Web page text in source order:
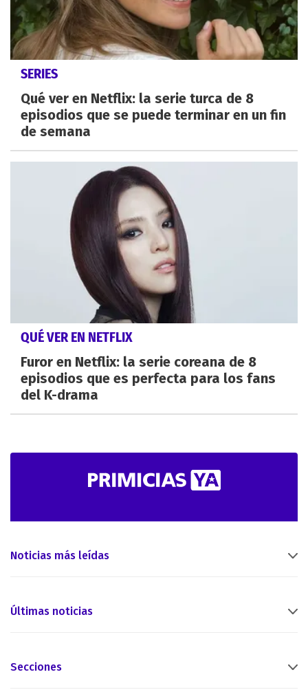
SERIES
Qué ver en Netflix: la serie turca de 8
episodios que se puede terminar en un fin
de semana
QUÉ VER EN NETFLIX
Furor en Netflix: la serie coreana de 8
episodios que es perfecta para los fans
del K-drama
Noticias más leídas
Últimas noticias
Secciones